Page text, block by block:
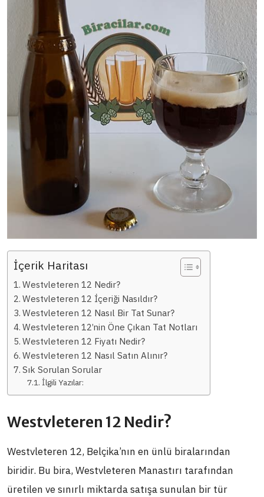
İçerik Haritası
Westvleteren 12 Nedir?
Westvleteren 12 İçeriği Nasıldır?
Westvleteren 12 Nasıl Bir Tat Sunar?
Westvleteren 12’nin Öne Çıkan Tat Notları
Westvleteren 12 Fiyatı Nedir?
Westvleteren 12 Nasıl Satın Alınır?
Sık Sorulan Sorular
İlgili Yazılar:
Westvleteren 12 Nedir?
Westvleteren 12, Belçika’nın en ünlü biralarından
biridir. Bu bira, Westvleteren Manastırı tarafından
üretilen ve sınırlı miktarda satışa sunulan bir tür